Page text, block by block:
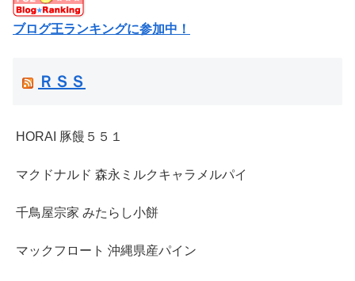
ブログ王ランキングに参加中！
ＲＳＳ
HORAI 豚饅５５１
マクドナルド 森永ミルクキャラメルパイ
千鳥屋宗家 みたらし小餅
マックフロート 沖縄県産パイン